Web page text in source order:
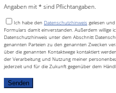
Angaben mit * sind Pflichtangaben.
Ich habe den Datenschutzhinweis gelesen
Formulars damit einverstanden. Außerdem willige
Datenschutzhinweis unter dem Abschnitt
genannten Parteien zu den genannten Zwecken
über die genannten Kontaktwege kontaktiert
der Verarbeitung und Nutzung meiner
jederzeit und für die Zukunft gegenüber dem